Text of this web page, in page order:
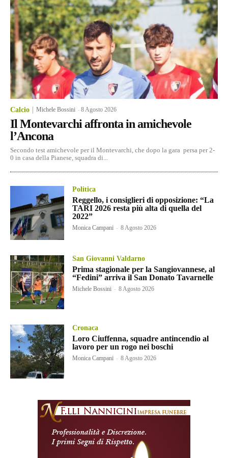
Calcio Michele Bossini -8 Agosto 2026
Il Montevarchi affronta in amichevole
l’Ancona
Secondo test amichevole per il Montevarchi, che dopo la gara persa per 2-
0 in casa della Pianese, squadra di...
Politica
Reggello, i consiglieri di opposizione: “La
TARI 2026 resta più alta di quella del
2022”
Monica Campani - 8 Agosto 2026
San Giovanni Valdarno
Prima stagionale per la Sangiovannese, al
“Fedini” arriva il San Donato Tavarnelle
Michele Bossini - 8 Agosto 2026
Cronaca
Loro Ciuffenna, squadre antincendio al
lavoro per un rogo nei boschi
Monica Campani - 8 Agosto 2026